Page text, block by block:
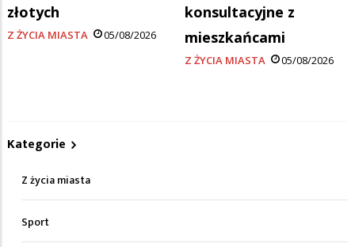
złotych
Z ŻYCIA MIASTA 05/08/2026
konsultacyjne z
mieszkańcami
Z ŻYCIA MIASTA 05/08/2026
Kategorie
Z życia miasta
Sport